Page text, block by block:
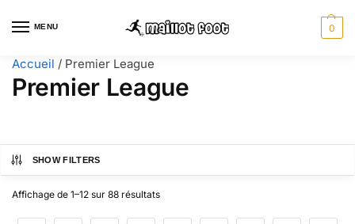
MENU 0
Accueil / Premier League
Premier League
SHOW FILTERS
Affichage de 1–12 sur 88 résultats